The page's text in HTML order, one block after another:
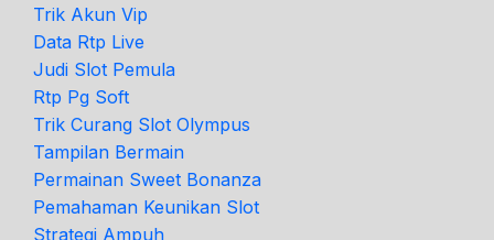
Trik Akun Vip
Data Rtp Live
Judi Slot Pemula
Rtp Pg Soft
Trik Curang Slot Olympus
Tampilan Bermain
Permainan Sweet Bonanza
Pemahaman Keunikan Slot
Strategi Ampuh